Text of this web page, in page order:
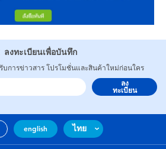
ลงทะเบียนเพื่อบันทึก
บการข่าวสาร โปรโมชั่นและสินค้าใหม่ก่อนใคร
ลง
ทะเบียน
english ไทย